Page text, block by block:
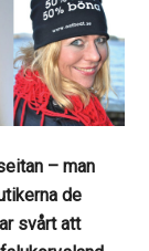
– man
de
svårt att